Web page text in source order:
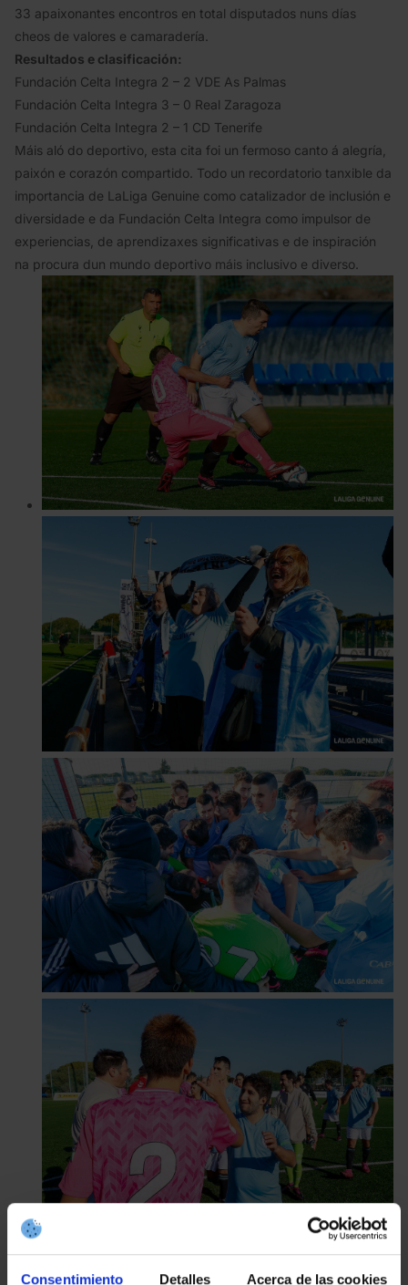
Consentimiento Detalles Acerca de las cookies
33 apaixonantes encontros en total disputados nuns días
cheos de valores e camaradería.
Resultados e clasificación:
Fundación Celta Integra 2 – 2 VDE As Palmas
Fundación Celta Integra 3 – 0 Real Zaragoza
Fundación Celta Integra 2 – 1 CD Tenerife
Máis aló do deportivo, esta cita foi un fermoso canto á alegría,
paixón e corazón compartido. Todo un recordatorio tanxible da
importancia de LaLiga Genuine como catalizador de inclusión e
diversidade e da Fundación Celta Integra como impulsor de
experiencias, de aprendizaxes significativas e de inspiración
na procura dun mundo deportivo máis inclusivo e diverso.